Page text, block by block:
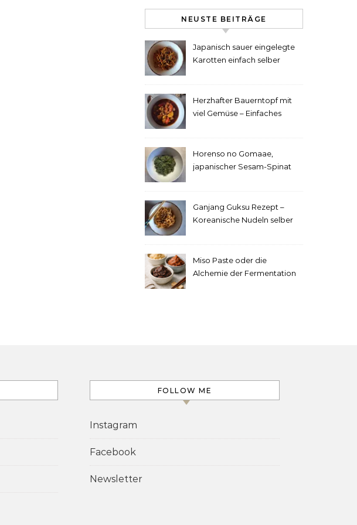
NEUSTE BEITRÄGE
Japanisch sauer eingelegte
Karotten einfach selber
Herzhafter Bauerntopf mit
viel Gemüse – Einfaches
Horenso no Gomaae,
japanischer Sesam-Spinat
Ganjang Guksu Rezept –
Koreanische Nudeln selber
Miso Paste oder die
Alchemie der Fermentation
FOLLOW ME
Instagram
Facebook
Newsletter